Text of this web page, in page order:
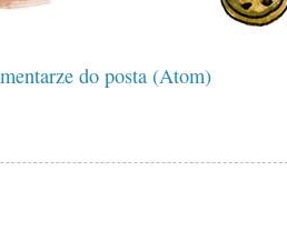
do posta (Atom)